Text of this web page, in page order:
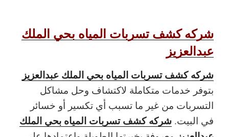
شركه كشف تسربات المياه بحي الملك
عبدالعزيز
شركه كشف تسربات المياه بحي الملك عبدالعزيز
بتوفر خدمات متكاملة لاكتشاف وحل مشاكل
التسربات من غير ما تسبب أي تكسير أو خسائر
في البيت. شركه كشف تسربات المياه بحي الملك